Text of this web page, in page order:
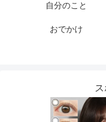
自分のこと
おでかけ